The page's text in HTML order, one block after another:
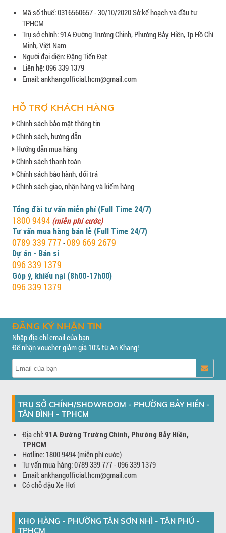
Mã số thuế: 0316560657 - 30/10/2020 Sở kế hoạch và đầu tư
TPHCM
Trụ sở chính: 91A Đường Trường Chinh, Phường Bảy Hiền, Tp Hồ Chí
Minh, Việt Nam
Người đại diện: Đặng Tiến Đạt
Liên hệ: 096 339 1379
Email: ankhangofficial.hcm@gmail.com
HỖ TRỢ KHÁCH HÀNG
Chính sách bảo mật thông tin
Chính sách, hướng dẫn
Hướng dẫn mua hàng
Chính sách thanh toán
Chính sách bảo hành, đổi trả
Chính sách giao, nhận hàng và kiểm hàng
Tổng đài tư vấn miễn phí (Full Time 24/7)
1800 9494 (miễn phí cước)
Tư vấn mua hàng bán lẻ (Full Time 24/7)
0789 339 777 -089 669 2679
Dự án - Bán sỉ
096 339 1379
Góp ý, khiếu nại (8h00-17h00)
096 339 1379
ĐĂNG KÝ NHẬN TIN
Nhập địa chỉ email của bạn
Để nhận voucher giảm giá 10% từ An Khang!
TRỤ SỞ CHÍNH/SHOWROOM - PHƯỜNG BẢY HIỀN -
TÂN BÌNH - TPHCM
Địa chỉ: 91A Đường Trường Chinh, Phường Bảy Hiền,
TPHCM
Hotline: 1800 9494 (miễn phí cước)
Tư vấn mua hàng: 0789 339 777 - 096 339 1379
Email: ankhangofficial.hcm@gmail.com
Có chỗ đậu Xe Hơi
KHO HÀNG - PHƯỜNG TÂN SƠN NHÌ - TÂN PHÚ -
TPHCM